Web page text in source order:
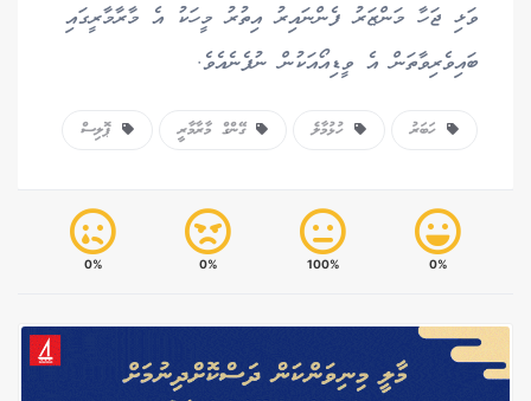
ވަޅި ޖަހާ މަންޒަރު ފެންނައިރު އިތުރު މީހަކު އެ މާރާމާރީގައި
ބައިވެރިވާތަން އެ ވީޑިއޯއަކުން ނުފެނެއެވެ.
ހަބަރު ހުޅުމާލެ ގޭންގް މާރާމާރީ ޕޮލިސް
0%
100%
0%
0%